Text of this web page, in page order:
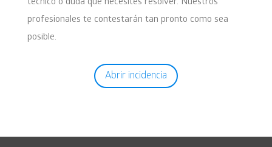
profesionales te contestarán tan pronto como sea
posible.
Abrir incidencia